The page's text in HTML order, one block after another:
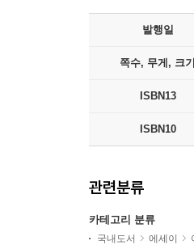
발행일
쪽수, 무게, 크기
ISBN13
ISBN10
관련분류
카테고리 분류
국내도서 에세이